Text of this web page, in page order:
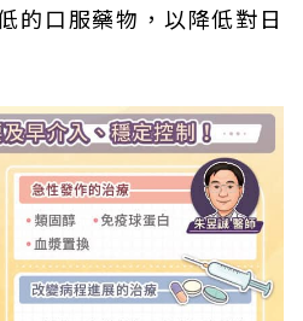
的口服藥物，以降低對日